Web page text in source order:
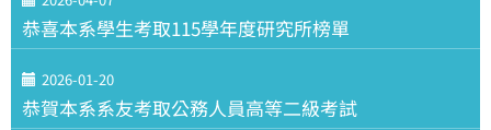
恭喜本系學生考取115學年度研究所榜單
2026-01-20
恭賀本系系友考取公務人員高等二級考試